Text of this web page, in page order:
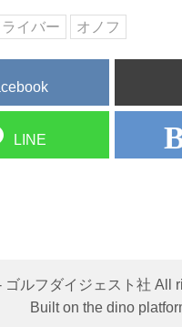
ライバー オノフ
LINE
ルフダイジェスト社 All
Built on the dino